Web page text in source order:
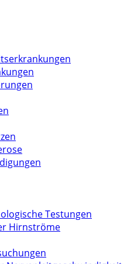
Testungen
Hirnströme